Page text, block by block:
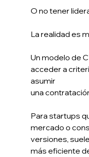
O no tener
La realidad es
Un modelo de
acceder a
asumir
una
Para startups
mercado o
versiones,
más eficiente